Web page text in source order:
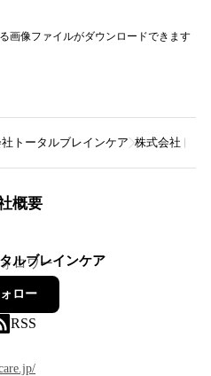
画像ファイルがダウンロードできます
トータルブレインケア 株式会社トー
概要
ルブレインケア
ロワー
ロー
RSS